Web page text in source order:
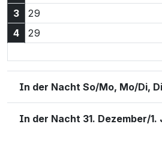
3
29
4
29
In der Nacht So/Mo, Mo/Di,
In der Nacht 31. Dezember/